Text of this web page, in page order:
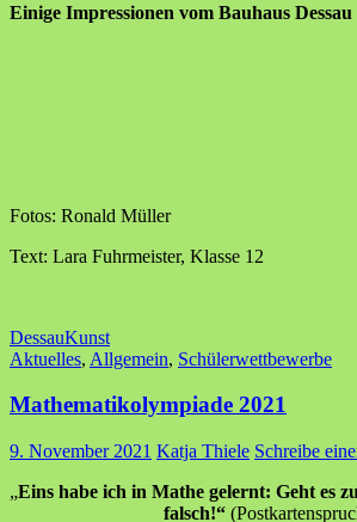
Einige Impressionen vom Bauhaus Dessau
Fotos: Ronald Müller
Text: Lara Fuhrmeister, Klasse 12
DessauKunst
Aktuelles, Allgemein, Schülerwettbewerbe
Mathematikolympiade 2021
9. November 2021 Katja Thiele Schreibe
„Eins habe ich in Mathe gelernt: Geht es
falsch!“